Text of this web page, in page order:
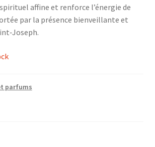
affine et renforce l’énergie de
par la présence bienveillante et
parfums